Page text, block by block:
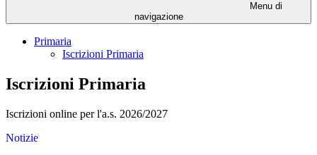
Menu di
navigazione
Primaria
Iscrizioni Primaria
Iscrizioni Primaria
Iscrizioni online per l'a.s. 2026/2027
Notizie